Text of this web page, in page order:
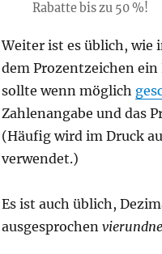
Rabatte bis zu 50 %!
Weiter ist es üblich, wie
dem Prozentzeichen ein
sollte wenn möglich
Zahlenangabe und das
(Häufig wird im Druck
verwendet.)
Es ist auch üblich,
ausgesprochen